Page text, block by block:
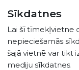
Sīkdatnes
Lai šī tīmekļvietne
nepieciešamās
šajā vietnē var tikt
mediju sīkdatnes.